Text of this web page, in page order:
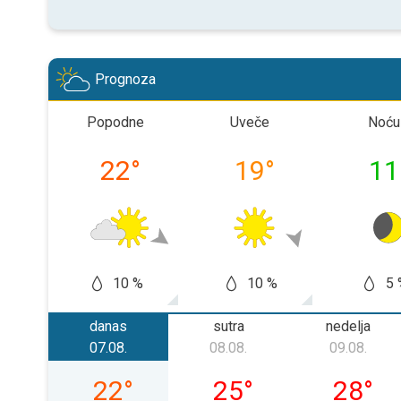
Prognoza
Popodne
22°
10 %
Uveče
19°
10 %
Noću
11
5
danas
petak, 07. 08.
07.08.
22°
sutra
subota, 08. 08.
08.08.
25°
nedelja
nedelja,
09.08.
28°